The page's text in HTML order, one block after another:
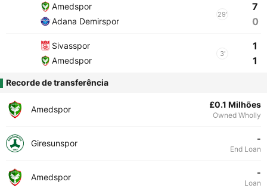
Amedspor
Adana Demirspor
29'
7
0
Sivasspor
Amedspor
3'
1
1
Recorde de transferência
Amedspor £0.1 Milhões
Owned Wholly
Giresunspor -
End Loan
Amedspor -
Loan